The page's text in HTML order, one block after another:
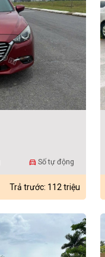
directions_car Số tự động
Trả trước: 112 triệu